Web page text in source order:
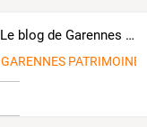
Le blog de Garennes Patrimoine
GARENNES PATRIMOINE